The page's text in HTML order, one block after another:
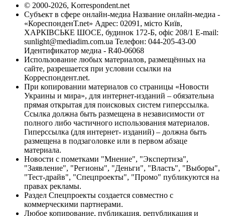
© 2000-2026, Korrespondent.net
Субъект в сфере онлайн-медиа Название онлайн-медиа -
«КореспонденТ.net» Адрес: 02091, місто Київ,
ХАРКІВСЬКЕ ШОСЕ, будинок 172-Б, офіс 208/1 E-mail:
sunlight@mediadim.com.ua Телефон: 044-205-43-00
Идентификатор медиа - R40-06068
Использование любых материалов, размещённых на
сайте, разрешается при условии ссылки на
Корреспондент.net.
При копировании материалов со страницы «Новости
Украины и мира», для интернет-изданий – обязательна
прямая открытая для поисковых систем гиперссылка.
Ссылка должна быть размещена в независимости от
полного либо частичного использования материалов.
Гиперссылка (для интернет- изданий) – должна быть
размещена в подзаголовке или в первом абзаце
материала.
Новости с пометками "Мнение", "Экспертиза",
"Заявление", "Регионы", "Деньги", "Власть", "Выборы",
"Тест-драйв", "Спецпроекты", "Промо" публикуются на
правах рекламы.
Раздел Спецпроекты создается совместно с
коммерческими партнерами.
Любое копирование, публикация, републикация и